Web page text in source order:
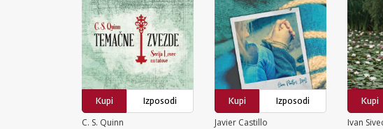
Kupi
Izposodi
C. S. Quinn
Kupi
Izposodi
Javier Castillo
Kupi
Ivan